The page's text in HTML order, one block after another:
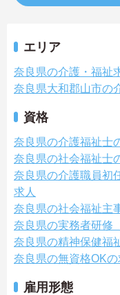
エリア
奈良県の介護・福祉
奈良県大和郡山市の
資格
奈良県の介護福祉士
奈良県の社会福祉士
奈良県の介護職員初
求人
奈良県の社会福祉主
奈良県の実務者研修
奈良県の精神保健福
奈良県の無資格OKの
雇用形態